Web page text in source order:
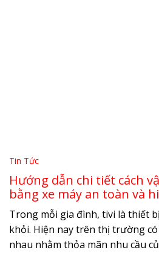
Tin Tức
Hướng dẫn chi tiết cách
bằng xe máy an toàn và
Trong mỗi gia đình, tivi là thiết
khỏi. Hiện nay trên thị trường
nhau nhằm thỏa mãn nhu cầu